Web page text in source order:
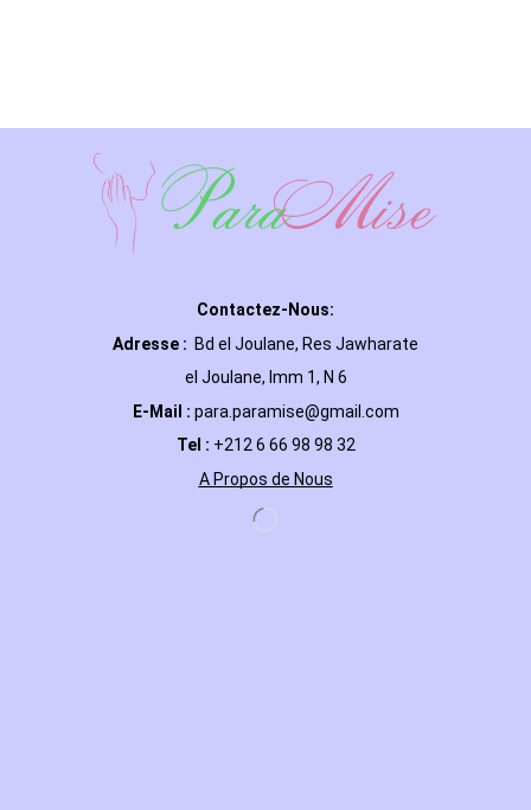
Contactez-Nous:
Adresse : Bd el Joulane, Res Jawharate
el Joulane, Imm 1, N 6
E-Mail : para.paramise@gmail.com
Tel : +212 6 66 98 98 32
A Propos de Nous